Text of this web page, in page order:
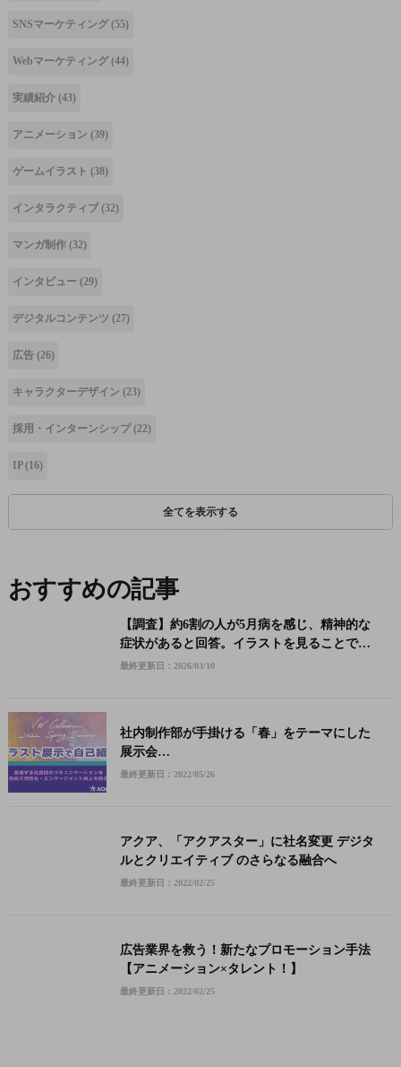
SNSマーケティング(55)
Webマーケティング(44)
実績紹介 (43)
アニメーション (39)
ゲームイラスト (38)
インタラクティブ (32)
マンガ制作 (32)
インタビュー (29)
デジタルコンテンツ (27)
広告 (26)
キャラクターデザイン (23)
採用・インターンシップ(22)
IP(16)
全てを表示する
おすすめの記事
【調査】約6割の人が5月病を感じ、精神的な
症状があると回答。イラストを見ることで精
神的に影響があるのか
最終更新日：2026/03/10
社内制作部が手掛ける「春」をテーマにした
展示会
VW collection開催
最終更新日：2022/05/26
アクア、「アクアスター」に社名変更 デジタ
ルとクリエイティブ のさらなる融合へ
最終更新日：2022/02/25
広告業界を救う！新たなプロモーション⼿法
【アニメーション×タレント！】
最終更新日：2022/02/25